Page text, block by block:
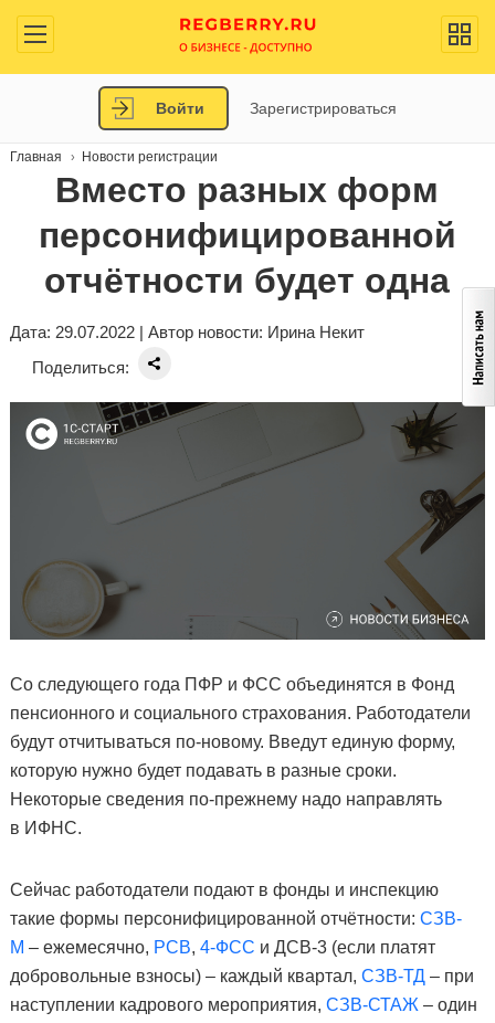
Войти Зарегистрироваться
Главная Новости регистрации
Вместо разных форм
персонифицированной
отчётности будет одна
Дата: 29.07.2022 | Автор новости: Ирина Некит
Поделиться:
Со следующего года ПФР и ФСС объединятся в Фонд
пенсионного и социального страхования. Работодатели
будут отчитываться по-новому. Введут единую форму,
которую нужно будет подавать в разные сроки.
Некоторые сведения по-прежнему надо направлять
в ИФНС.
Сейчас работодатели подают в фонды и инспекцию
такие формы персонифицированной отчётности: СЗВ-
М – ежемесячно, РСВ, 4-ФСС и ДСВ-3 (если платят
добровольные взносы) – каждый квартал, СЗВ-ТД– при
наступлении кадрового мероприятия, СЗВ-СТАЖ – один